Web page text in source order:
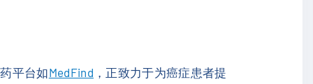
平台如MedFind ，正致力于为癌症患者提